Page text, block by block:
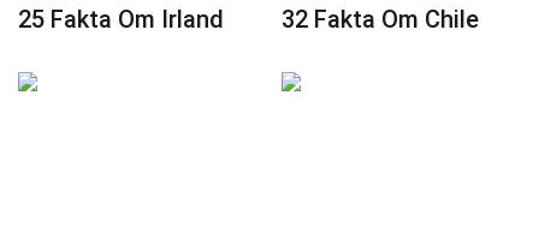
25 Fakta Om Irland 32 Fakta Om Chile